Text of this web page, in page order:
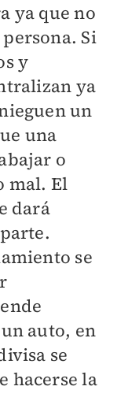
ya que no
Si
y
ya
un
una
o
mal. El
dará
se
auto, en
se
hacerse la